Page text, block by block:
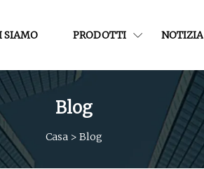
SIAMO PRODOTTI NOTIZIA
Blog
Casa > Blog